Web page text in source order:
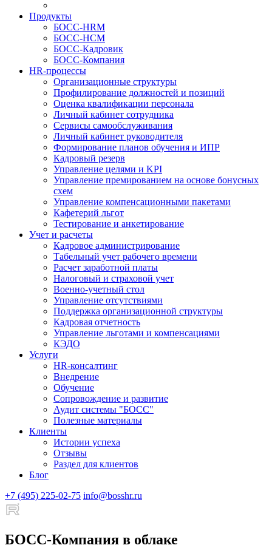
Продукты
БОСС-HRM
БОСС-HCM
БОСС-Кадровик
БОСС-Компания
HR-процессы
Организационные структуры
Профилирование должностей и позиций
Оценка квалификации персонала
Личный кабинет сотрудника
Сервисы самообслуживания
Личный кабинет руководителя
Формирование планов обучения и ИПР
Кадровый резерв
Управление целями и KPI
Управление премированием на основе бонусных
схем
Управление компенсационными пакетами
Кафетерий льгот
Тестирование и анкетирование
Учет и расчеты
Кадровое администрирование
Табельный учет рабочего времени
Расчет заработной платы
Налоговый и страховой учет
Военно-учетный стол
Управление отсутствиями
Поддержка организационной структуры
Кадровая отчетность
Управление льготами и компенсациями
КЭДО
Услуги
HR-консалтинг
Внедрение
Обучение
Сопровождение и развитие
Аудит системы "БОСС"
Полезные материалы
Клиенты
Истории успеха
Отзывы
Раздел для клиентов
Блог
+7 (495) 225-02-75 info@bosshr.ru
БОСС-Компания в облаке